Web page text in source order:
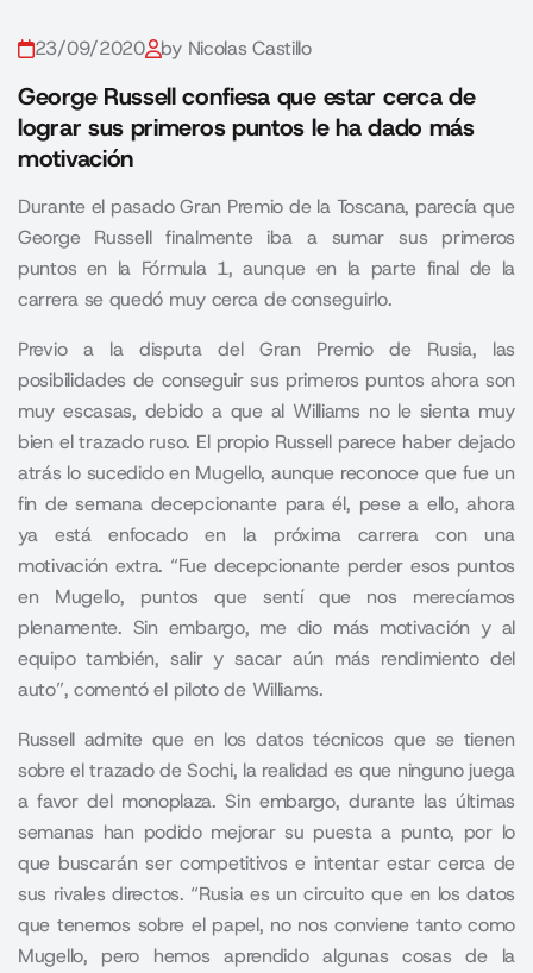
23/09/2020 by Nicolas Castillo
George Russell confiesa que estar cerca de
lograr sus primeros puntos le ha dado más
motivación
Durante el pasado Gran Premio de la Toscana, parecía que
George Russell finalmente iba a sumar sus primeros
puntos en la Fórmula 1, aunque en la parte final de la
carrera se quedó muy cerca de conseguirlo.
Previo a la disputa del Gran Premio de Rusia, las
posibilidades de conseguir sus primeros puntos ahora son
muy escasas, debido a que al Williams no le sienta muy
bien el trazado ruso. El propio Russell parece haber dejado
atrás lo sucedido en Mugello, aunque reconoce que fue un
fin de semana decepcionante para él, pese a ello, ahora
ya está enfocado en la próxima carrera con una
motivación extra. “Fue decepcionante perder esos puntos
en Mugello, puntos que sentí que nos merecíamos
plenamente. Sin embargo, me dio más motivación y al
equipo también, salir y sacar aún más rendimiento del
auto”, comentó el piloto de Williams.
Russell admite que en los datos técnicos que se tienen
sobre el trazado de Sochi, la realidad es que ninguno juega
a favor del monoplaza. Sin embargo, durante las últimas
semanas han podido mejorar su puesta a punto, por lo
que buscarán ser competitivos e intentar estar cerca de
sus rivales directos. “Rusia es un circuito que en los datos
que tenemos sobre el papel, no nos conviene tanto como
Mugello, pero hemos aprendido algunas cosas de la